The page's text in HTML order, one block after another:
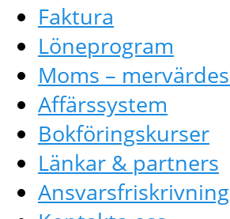
Faktura
Löneprogram
Moms –
Affärssystem
Bokföringskurser
Länkar & partners
Ansvarsfriskrivning